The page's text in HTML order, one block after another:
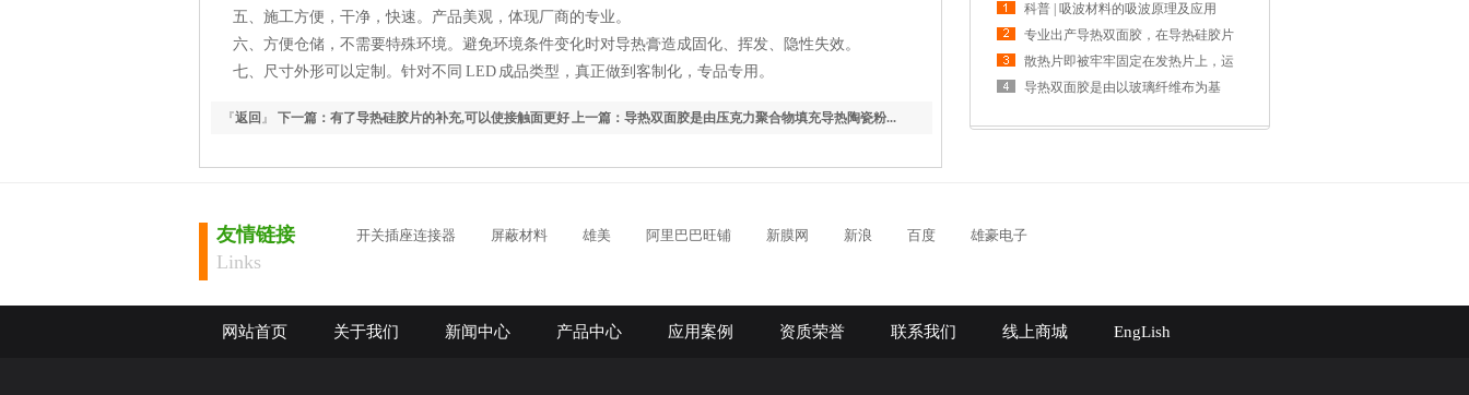
五、施工方便，干净，快速。产品美观，体现厂商的专业。
六、方便仓储，不需要特殊环境。避免环境条件变化时对导热膏造成固化、挥发、隐性失效。
七、尺寸外形可以定制。针对不同 LED 成品类型，真正做到客制化，专品专用。
『返回 』 上一篇：导热双面胶是由压克力聚合物填充导热陶瓷粉...
下一篇：有了导热硅胶片的补充,可以使接触面更好
科普 | 吸波材料的吸波原理及应用
专业出产导热双面胶，在导热硅胶片
固定的范畴是有用方法，专业用于粘
接散热片和芯片的双面贴
散热片即被牢牢固定在发热片上，运
用简略快捷，利于进步出产功率
导热双面胶是由以玻璃纤维布为基
友情链接
Links
开关插座连接器 屏蔽材料 雄美 阿里巴巴旺铺 新膜网 新浪 百度 雄豪电子
网站首页 关于我们 新闻中心 产品中心 应用案例 资质荣誉 联系我们 线上商城 EngLish